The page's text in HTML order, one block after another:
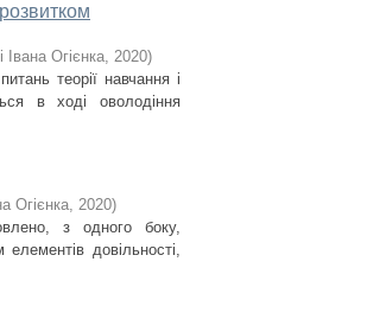
Івана Огієнка, 2020)
теорії навчання і
в ході оволодіння
Огієнка, 2020)
з одного боку,
довільності,